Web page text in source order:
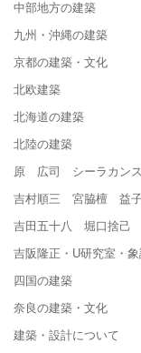
中部地方の建築
九州・沖縄の建築
京都の建築・文化
北欧建築
北海道の建築
北陸の建築
原 広司 シーラカンス
吉村順三 宮脇檀 益
吉田五十八 堀口捨
吉阪隆正・U研究室・
四国の建築
奈良の建築・文化
建築・設計について